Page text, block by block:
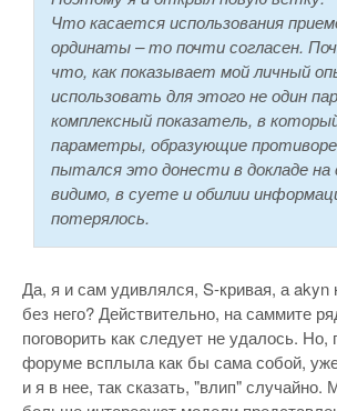
Что касается использования
ординаты – то почти согласен.
что, как показывает мой личный
использовать для этого не один
комплексный показатель, в
параметры, образующие
пытался это донести в докладе
видимо, в суете и обилии
потерялось.
Да, я и сам удивлялся, S-кривая, а akyn
без него? Действительно, на саммите
поговорить как следует не удалось. Но,
форуме всплыла как бы сама собой,
и я в нее, так сказать, "влип" случайно.